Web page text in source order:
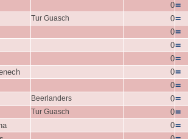
0=
Tur Guasch 0=
0=
0=
0=
0=
0=
Beerlanders 0=
Tur Guasch 0=
0=